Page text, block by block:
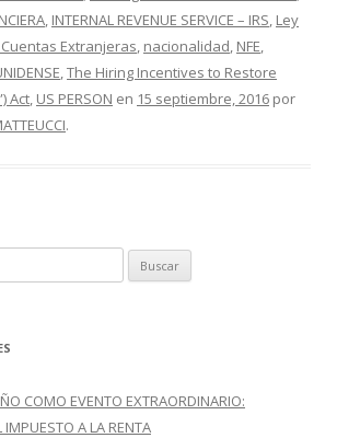
ar
ti
r
, INTERNAL REVENUE SERVICE – IRS, Ley
Extranjeras, nacionalidad, NFE,
,The Hiring Incentives to Restore
Act, US PERSON en 15 septiembre, 2016 por
.
COMO EVENTO EXTRAORDINARIO:
IMPUESTO A LA RENTA